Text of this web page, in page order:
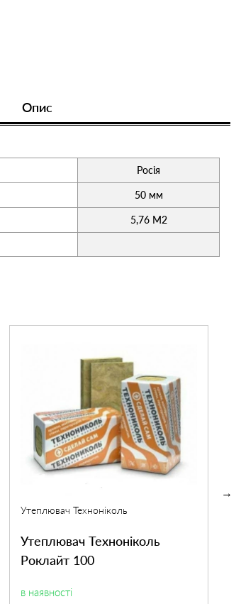
Опис
Росія
50 мм
5,76 М2
Утеплювач Техноніколь
Утеплювач Техноніколь
Роклайт 100
в наявності